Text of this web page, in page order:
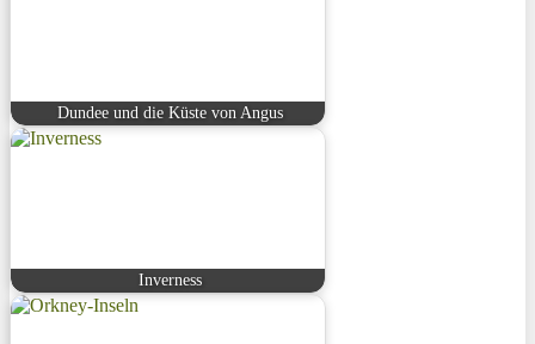
Dundee und die Küste von Angus
Inverness